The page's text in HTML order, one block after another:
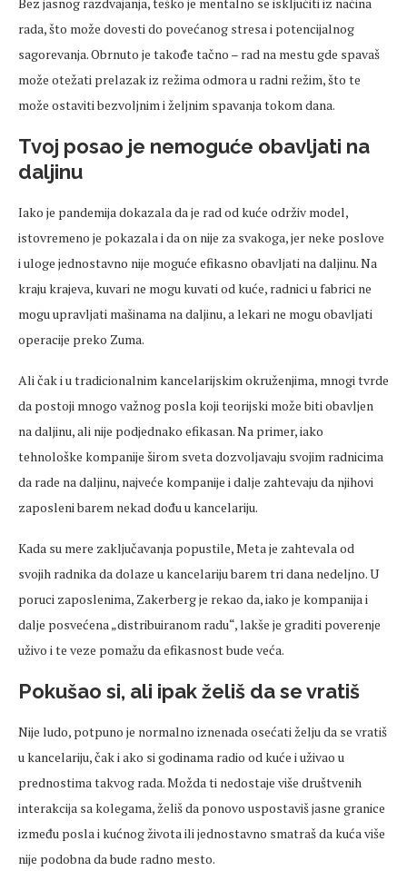
Bez jasnog razdvajanja, teško je mentalno se isključiti iz načina
rada, što može dovesti do povećanog stresa i potencijalnog
sagorevanja. Obrnuto je takođe tačno – rad na mestu gde spavaš
može otežati prelazak iz režima odmora u radni režim, što te
može ostaviti bezvoljnim i željnim spavanja tokom dana.
Tvoj posao je nemoguće obavljati na
daljinu
Iako je pandemija dokazala da je rad od kuće održiv model,
istovremeno je pokazala i da on nije za svakoga, jer neke poslove
i uloge jednostavno nije moguće efikasno obavljati na daljinu. Na
kraju krajeva, kuvari ne mogu kuvati od kuće, radnici u fabrici ne
mogu upravljati mašinama na daljinu, a lekari ne mogu obavljati
operacije preko Zuma.
Ali čak i u tradicionalnim kancelarijskim okruženjima, mnogi tvrde
da postoji mnogo važnog posla koji teorijski može biti obavljen
na daljinu, ali nije podjednako efikasan. Na primer, iako
tehnološke kompanije širom sveta dozvoljavaju svojim radnicima
da rade na daljinu, najveće kompanije i dalje zahtevaju da njihovi
zaposleni barem nekad dođu u kancelariju.
Kada su mere zaključavanja popustile, Meta je zahtevala od
svojih radnika da dolaze u kancelariju barem tri dana nedeljno. U
poruci zaposlenima, Zakerberg je rekao da, iako je kompanija i
dalje posvećena „distribuiranom radu“, lakše je graditi poverenje
uživo i te veze pomažu da efikasnost bude veća.
Pokušao si, ali ipak želiš da se vratiš
Nije ludo, potpuno je normalno iznenada osećati želju da se vratiš
u kancelariju, čak i ako si godinama radio od kuće i uživao u
prednostima takvog rada. Možda ti nedostaje više društvenih
interakcija sa kolegama, želiš da ponovo uspostaviš jasne granice
između posla i kućnog života ili jednostavno smatraš da kuća više
nije podobna da bude radno mesto.